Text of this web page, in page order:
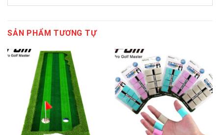
SẢN PHẨM TƯƠNG TỰ